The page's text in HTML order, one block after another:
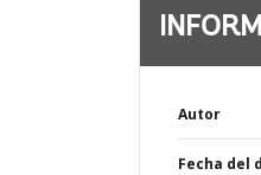
Autor
Fecha del